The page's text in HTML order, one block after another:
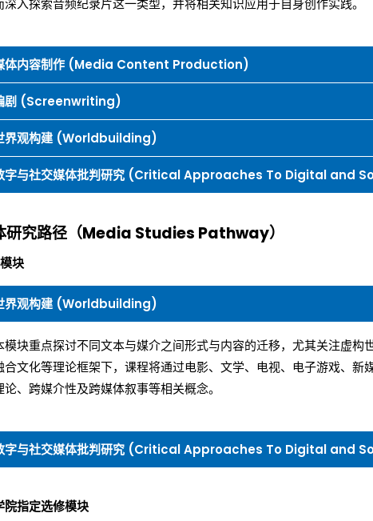
深入探索音频纪录片这一类型，并将相关知识应用于自身创作实践。
体内容制作 (Media Content Production)
剧 (Screenwriting)
界观构建 (Worldbuilding)
字与社交媒体批判研究 (Critical Approaches To Digital and
研究路径（Media Studies Pathway）
块
界观构建 (Worldbuilding)
模块重点探讨不同文本与媒介之间形式与内容的迁移，尤其关注虚构
合文化等理论框架下，课程将通过电影、文学、电视、电子游戏、新
论、跨媒介性及跨媒体叙事等相关概念。
字与社交媒体批判研究 (Critical Approaches To Digital and
院指定选修模块